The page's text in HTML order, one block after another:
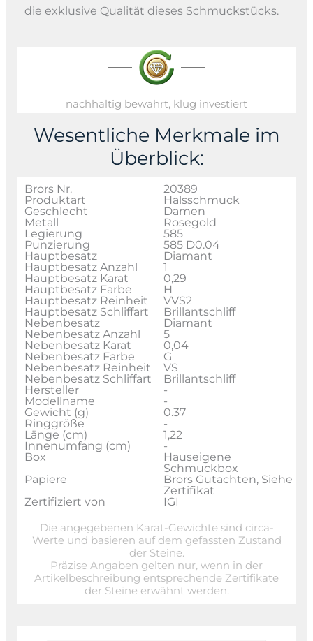
die exklusive Qualität dieses Schmuckstücks.
nachhaltig bewahrt, klug investiert
Wesentliche Merkmale im
Überblick:
Brors Nr.
20389
Produktart
Halsschmuck
Geschlecht
Damen
Metall
Rosegold
Legierung
585
Punzierung
585 D0.04
Hauptbesatz
Diamant
Hauptbesatz Anzahl
1
Hauptbesatz Karat
0,29
Hauptbesatz Farbe
H
Hauptbesatz Reinheit
VVS2
Hauptbesatz Schliffart
Brillantschliff
Nebenbesatz
Diamant
Nebenbesatz Anzahl
5
Nebenbesatz Karat
0,04
Nebenbesatz Farbe
G
Nebenbesatz Reinheit
VS
Nebenbesatz Schliffart
Brillantschliff
Hersteller
-
Modellname
-
Gewicht (g)
0.37
Ringgröße
-
Länge (cm)
1,22
Innenumfang (cm)
-
Box
Hauseigene
Schmuckbox
Papiere
Brors Gutachten, Siehe
Zertifikat
Zertifiziert von
IGI
Die angegebenen Karat-Gewichte sind circa-
Werte und basieren auf dem gefassten Zustand
der Steine.
Präzise Angaben gelten nur, wenn in der
Artikelbeschreibung entsprechende Zertifikate
der Steine erwähnt werden.